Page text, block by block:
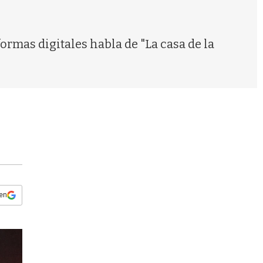
digitales habla de "La casa de la